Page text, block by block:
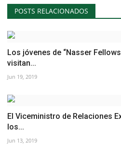
POSTS RELACIONADOS
Los jóvenes de “Nasser
visitan...
Jun 19, 2019
El Viceministro de Relaciones
los...
Jun 13, 2019